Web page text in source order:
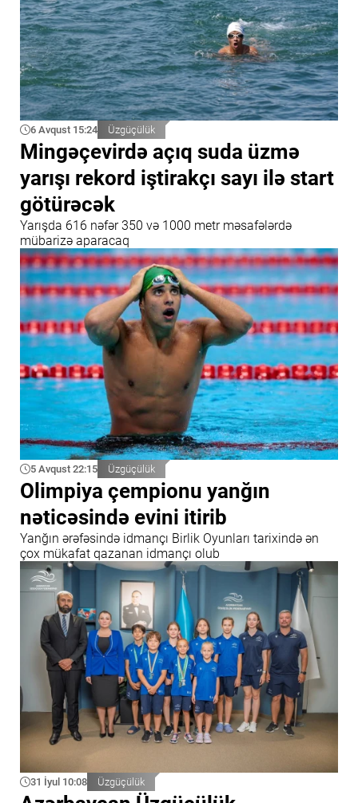
6 Avqust 15:24 Üzgüçülük
Mingəçevirdə açıq suda üzmə
yarışı rekord iştirakçı sayı ilə start
götürəcək
Yarışda 616 nəfər 350 və 1000 metr məsafələrdə
mübarizə aparacaq
5 Avqust 22:15 Üzgüçülük
Olimpiya çempionu yanğın
nəticəsində evini itirib
Yanğın ərəfəsində idmançı Birlik Oyunları tarixində ən
çox mükafat qazanan idmançı olub
31 İyul 10:08 Üzgüçülük